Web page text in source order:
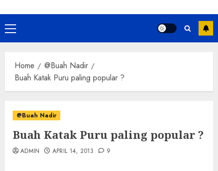
Primary
Menu
Home
@Buah Nadir
Buah Katak Puru paling popular ?
@Buah Nadir
Buah Katak Puru paling popular ?
ADMIN APRIL 14, 2013 9